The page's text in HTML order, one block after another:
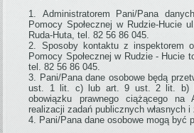
Administratorem Pani/Pana
Pomocy Społecznej w Rudzie-Hucie
Ruda-Huta, tel. 82 56 86 045.
Sposoby kontaktu z inspektorem
Pomocy Społecznej w Rudzie - Hucie
tel. 82 56 86 045.
Pani/Pana dane osobowe będą
ust. 1 lit. c) lub art. 9 ust. 2 lit. b)
obowiązku prawnego ciążącego na
realizacji zadań publicznych własnych i
Pani/Pana dane osobowe mogą być